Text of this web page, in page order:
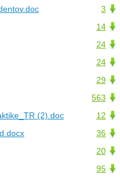
3
14
24
24
29
563
12
(2).doc
36
20
95